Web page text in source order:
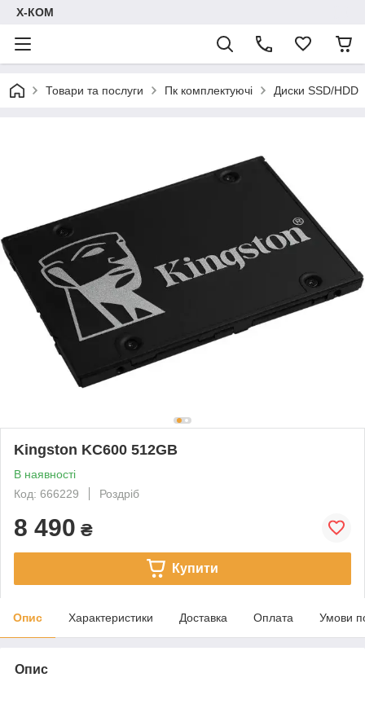
Х-КОМ
Товари та послуги Пк комплектуючі Диски SSD/HDD
Kingston KC600 512GB
В наявності
Код: 666229
Роздріб
8 490 ₴
Купити
Опис Характеристики Доставка Оплата Умови
Опис